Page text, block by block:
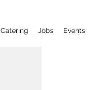
Catering Jobs Events